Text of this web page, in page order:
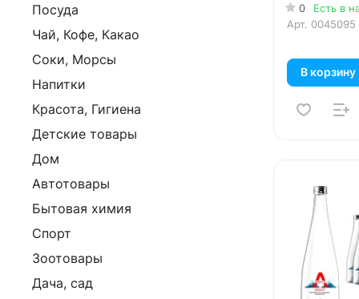
0
Есть в
Арт. 0045095
В корзину
Посуда
Чай, Кофе, Какао
Соки, Морсы
Напитки
Красота, Гигиена
Детские товары
Дом
Автотовары
Бытовая химия
Спорт
Зоотовары
Дача, сад